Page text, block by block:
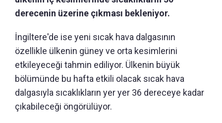
derecenin üzerine çıkması bekleniyor.
İngiltere'de ise yeni sıcak hava dalgasının
özellikle ülkenin güney ve orta kesimlerini
etkileyeceği tahmin ediliyor. Ülkenin büyük
bölümünde bu hafta etkili olacak sıcak hava
dalgasıyla sıcaklıkların yer yer 36 dereceye kadar
çıkabileceği öngörülüyor.